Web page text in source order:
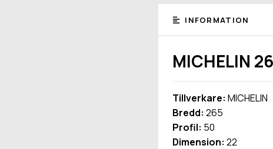
INFORMATION
MICHELIN
Tillverkare: MICHELIN
Bredd: 265
Profil: 50
Dimension: 22